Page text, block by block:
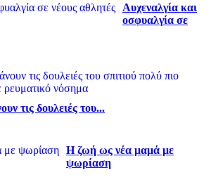
Αυχεναλγία και
οσφυαλγία σε
τις δουλειές του...
Η ζωή ως νέα μαμά με
ψωρίαση